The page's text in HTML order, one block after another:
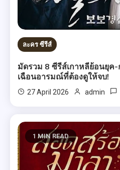
ละคร ซีรีส์
มัดรวม 8 ซีรีส์เกาหลีย้อนยุค-
เฉือนอารมณ์ที่ต้องดูให้จบ!
27 April 2026 admin
1 MIN READ